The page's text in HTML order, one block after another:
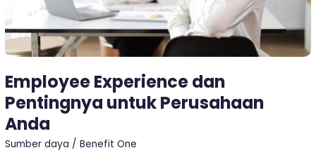
Employee Experience dan
Pentingnya untuk Perusahaan
Anda
Sumber daya /Benefit One